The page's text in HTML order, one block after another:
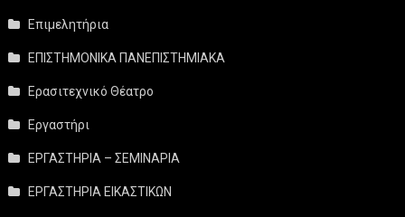
Επιμελητήρια
ΕΠΙΣΤΗΜΟΝΙΚΑ ΠΑΝΕΠΙΣΤΗΜΙΑΚΑ
Ερασιτεχνικό Θέατρο
Εργαστήρι
ΕΡΓΑΣΤΗΡΙΑ – ΣΕΜΙΝΑΡΙΑ
ΕΡΓΑΣΤΗΡΙΑ ΕΙΚΑΣΤΙΚΩΝ